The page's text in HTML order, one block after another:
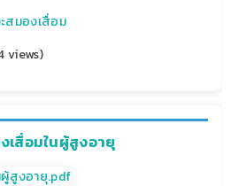
สมองเสื่อม
views)
เสื่อมในผู้สูงอายุ